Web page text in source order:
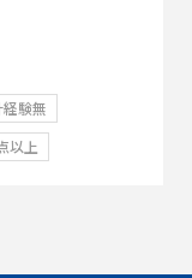
験無
以上